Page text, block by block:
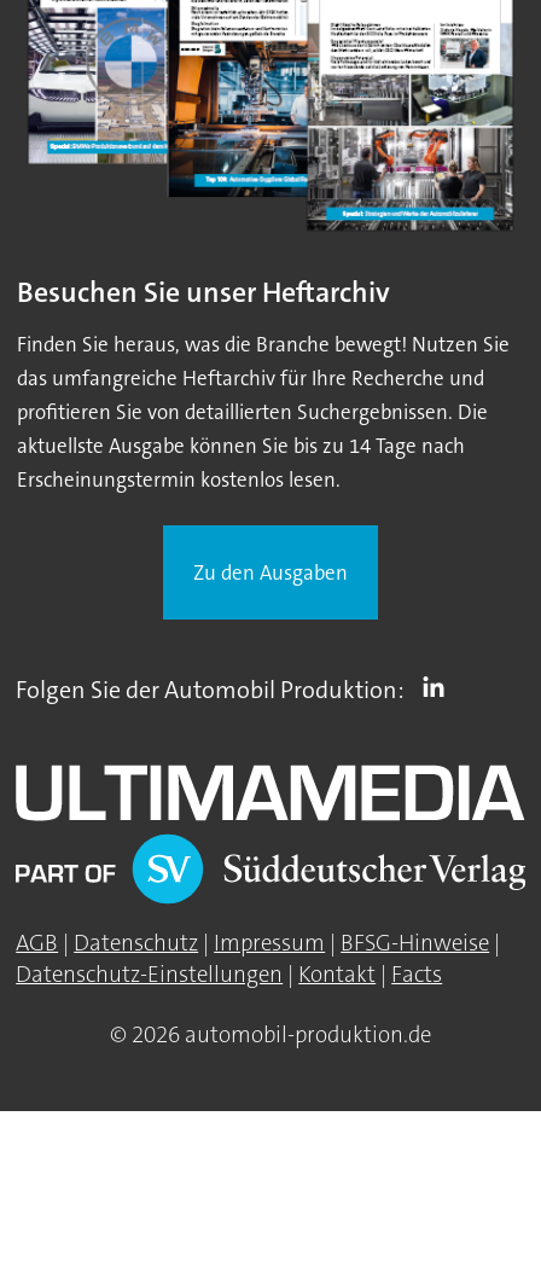
Besuchen Sie unser Heftarchiv
Finden Sie heraus, was die Branche bewegt! Nutzen Sie
das umfangreiche Heftarchiv für Ihre Recherche und
profitieren Sie von detaillierten Suchergebnissen. Die
aktuellste Ausgabe können Sie bis zu 14 Tage nach
Erscheinungstermin kostenlos lesen.
Zu den Ausgaben
Folgen Sie der Automobil Produktion:
AGB | Datenschutz | Impressum | BFSG-Hinweise |
Datenschutz-Einstellungen | Kontakt | Facts
© 2026 automobil-produktion.de